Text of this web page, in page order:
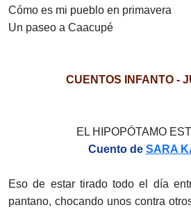
Cómo es mi pueblo en primavera
Un paseo a Caacupé
CUENTOS INFANTO -
EL HIPOPÓTAMO
Cuento de SARA
Eso de estar tirado todo el día
pantano, chocando unos contra